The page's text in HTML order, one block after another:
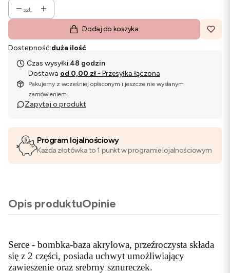
szt.
Dodaj do koszyka
Dostępność:duża ilość
Czas wysyłki:48 godzin
Dostawa od 0,00 zł - Przesyłka łączona
Pakujemy z wcześniej opłaconym i jeszcze nie wysłanym
zamówieniem.
Zapytaj o produkt
Program lojalnościowy
Każda złotówka to 1 punkt w programie lojalnościowym
Opis produktuOpinie
Serce - bombka-baza akrylowa, przeźroczysta składa
się z 2 części, posiada uchwyt umożliwiający
zawieszenie oraz srebrny sznureczek.